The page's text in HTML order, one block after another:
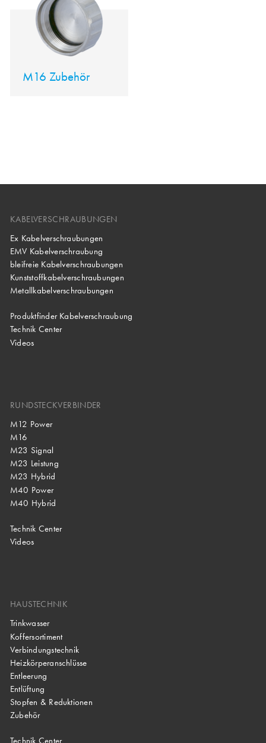
M16 Zubehör
KABELVERSCHRAUBUNGEN
Ex Kabelverschraubungen
EMV Kabelverschraubung
bleifreie Kabelverschraubungen
Kunststoffkabelverschraubungen
Metallkabelverschraubungen
Produktfinder Kabelverschraubung
Technik Center
Videos
RUNDSTECKVERBINDER
M12 Power
M16
M23 Signal
M23 Leistung
M23 Hybrid
M40 Power
M40 Hybrid
Technik Center
Videos
HAUSTECHNIK
Trinkwasser
Koffersortiment
Verbindungstechnik
Heizkörperanschlüsse
Entleerung
Entlüftung
Stopfen & Reduktionen
Zubehör
Technik Center